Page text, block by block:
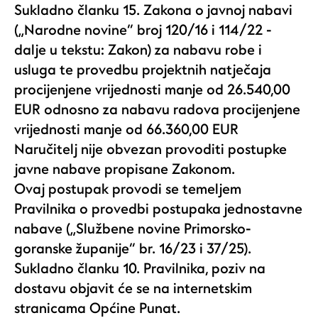
Sukladno članku 15. Zakona o javnoj nabavi
(„Narodne novine“ broj 120/16 i 114/22 -
dalje u tekstu: Zakon) za nabavu robe i
usluga te provedbu projektnih natječaja
procijenjene vrijednosti manje od 26.540,00
EUR odnosno za nabavu radova procijenjene
vrijednosti manje od 66.360,00 EUR
Naručitelj nije obvezan provoditi postupke
javne nabave propisane Zakonom.
Ovaj postupak provodi se temeljem
Pravilnika o provedbi postupaka jednostavne
nabave („Službene novine Primorsko-
goranske županije“ br. 16/23 i 37/25).
Sukladno članku 10. Pravilnika, poziv na
dostavu objavit će se na internetskim
stranicama Općine Punat.